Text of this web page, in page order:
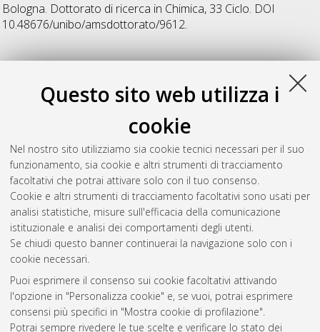
Questo sito web utilizza i
cookie
Nel nostro sito utilizziamo sia cookie tecnici necessari per il suo
funzionamento, sia cookie e altri strumenti di tracciamento
facoltativi che potrai attivare solo con il tuo consenso.
Cookie e altri strumenti di tracciamento facoltativi sono usati per
analisi statistiche, misure sull'efficacia della comunicazione
istituzionale e analisi dei comportamenti degli utenti.
Se chiudi questo banner continuerai la navigazione solo con i
cookie necessari.
Puoi esprimere il consenso sui cookie facoltativi attivando
l'opzione in "Personalizza cookie" e, se vuoi, potrai esprimere
consensi più specifici in "Mostra cookie di profilazione".
Potrai sempre rivedere le tue scelte e verificare lo stato dei
Bologna. Dottorato di ricerca in Chimica, 33 Ciclo. DOI
10.48676/unibo/amsdottorato/9612.
35
Ravarino, Paolo (2023)Low-molecular-weight gels: from the
rational design to the application of versatile soft materials
[Dissertation thesis], Alma Mater Studiorum Università di
Bologna. Dottorato di ricerca inChimica, 35 Ciclo. DOI
10.48676/unibo/amsdottorato/11014.
Questa lista e' stata generata il Thu Aug 6 20:44:22 2026
Atom
Rss 1.0
Rss 2.0